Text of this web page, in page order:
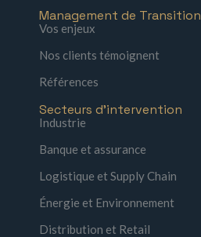
Management de Transition
Vos enjeux
Nos clients témoignent
Références
Secteurs d'intervention
Industrie
Banque et assurance
Logistique et Supply Chain
Énergie et Environnement
Distribution et Retail